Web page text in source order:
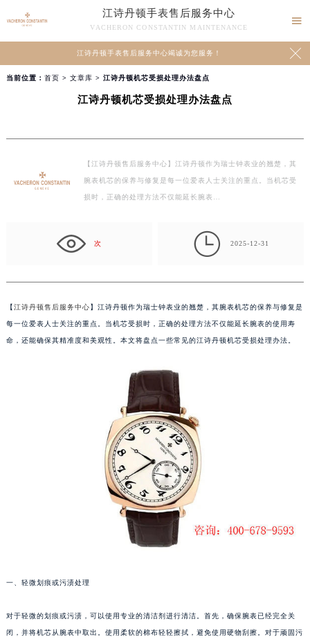
江诗丹顿手表售后服务中心
VACHERON CONSTANTIN MAINTENANCE

江诗丹顿手表售后服务中心竭诚为您服务！ 
当前位置： 首页 > 文章库 > 江诗丹顿机芯受损处理办法盘点
江诗丹顿机芯受损处理办法盘点
【江诗丹顿售后服务中心】江诗丹顿作为瑞士钟表业的翘楚，其
腕表机芯的保养与修复是每一位爱表人士关注的重点。当机芯受
损时，正确的处理方法不仅能延长腕表…
次  2025-12-31
【江诗丹顿售后服务中心】江诗丹顿作为瑞士钟表业的翘楚，其腕表机芯的保养与修复是
每一位爱表人士关注的重点。当机芯受损时，正确的处理方法不仅能延长腕表的使用寿
命，还能确保其精准度和美观性。本文将盘点一些常见的江诗丹顿机芯受损处理办法。
一、轻微划痕或污渍处理
对于轻微的划痕或污渍，可以使用专业的清洁剂进行清洁。首先，确保腕表已经完全关
闭，并将机芯从腕表中取出。使用柔软的棉布轻轻擦拭，避免使用硬物刮擦。对于顽固污